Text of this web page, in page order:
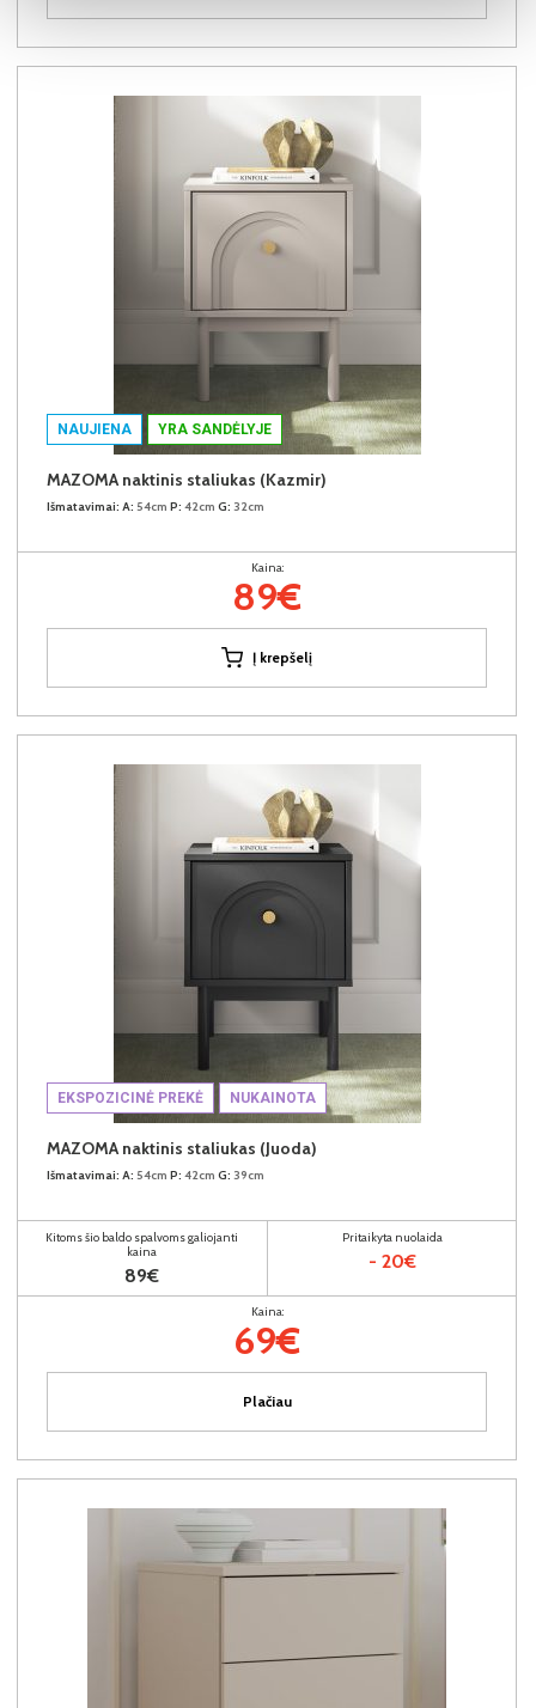
NAUJIENA YRA SANDĖLYJE
MAZOMA naktinis staliukas (Kazmir)
Išmatavimai: A: 54cm P: 42cm G: 32cm
Kaina:
89€
Į krepšelį
EKSPOZICINĖ PREKĖ NUKAINOTA
MAZOMA naktinis staliukas (Juoda)
Išmatavimai: A: 54cm P: 42cm G: 39cm
Kitoms šio baldo spalvoms galiojanti
kaina
89€
Pritaikyta nuolaida
- 20€
Kaina:
69€
Plačiau